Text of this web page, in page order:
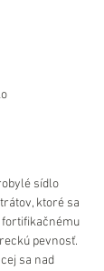
sídlo
ktoré sa
fortifikačnému
pevnosť.
sa nad